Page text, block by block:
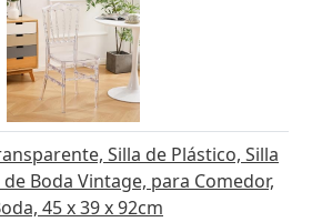
Silla de Plástico, Silla
de Boda Vintage, para Comedor,
45 x 39 x 92cm